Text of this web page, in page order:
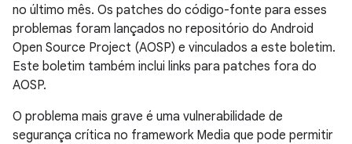
no último mês. Os patches do código-fonte para esses
problemas foram lançados no repositório do Android
Open Source Project (AOSP) e vinculados a este boletim.
Este boletim também inclui links para patches fora do
AOSP.
O problema mais grave é uma vulnerabilidade de
segurança crítica no framework Media que pode permitir